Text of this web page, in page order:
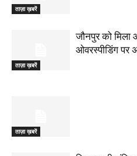
ताज़ा ख़बरें
ताज़ा ख़बरें
जौनपुर को मिला
ओवरस्पीडिंग पर
ताज़ा ख़बरें